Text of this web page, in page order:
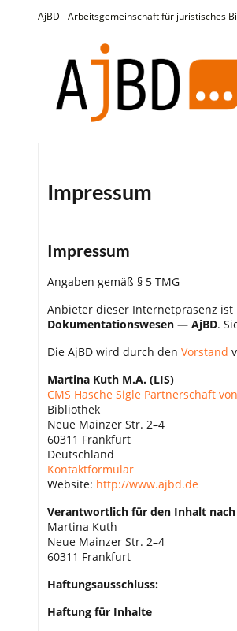
AjBD - Arbeitsgemeinschaft für juristisches
Impressum
Impressum
Angaben gemäß § 5 TMG
Anbieter dieser Internetpräsenz ist
Dokumentationswesen — AjBD.
Die AjBD wird durch den Vorstand
Martina Kuth M.A. (LIS)
CMS Hasche Sigle Partnerschaft
Bibliothek
Neue Mainzer Str. 2–4
60311 Frankfurt
Deutschland
Kontaktformular
Website: http://www.ajbd.de
Verantwortlich für den Inhalt nach
Martina Kuth
Neue Mainzer Str. 2–4
60311 Frankfurt
Haftungsausschluss:
Haftung für Inhalte